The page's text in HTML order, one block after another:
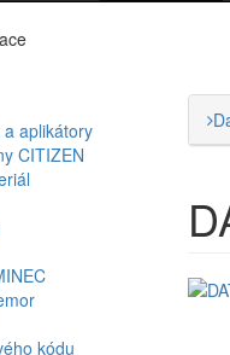
aplikátory
CITIZEN
kódu